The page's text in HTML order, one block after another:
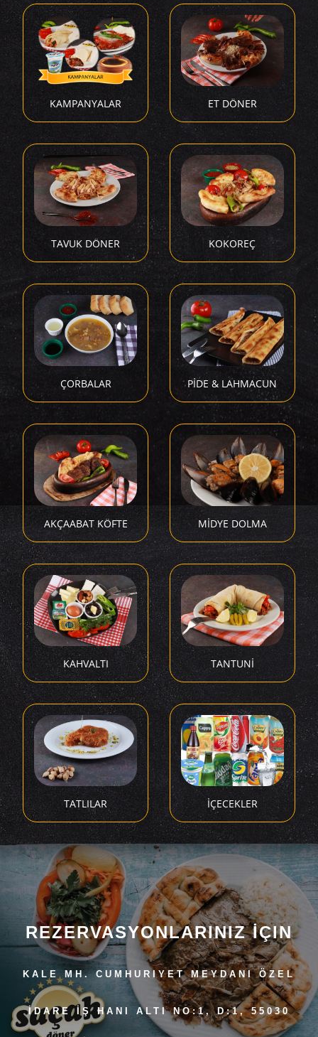
KAMPANYALAR ET DÖNER
TAVUK DÖNER KOKOREÇ
ÇORBALAR PİDE & LAHMACUN
AKÇAABAT KÖFTE MİDYE DOLMA
KAHVALTI TANTUNİ
TATLILAR İÇECEKLER
REZERVASYONLARINIZ İÇIN
KALE MH. CUMHURIYET MEYDANI ÖZEL
İDARE İŞ HANI ALTI NO:1, D:1, 55030